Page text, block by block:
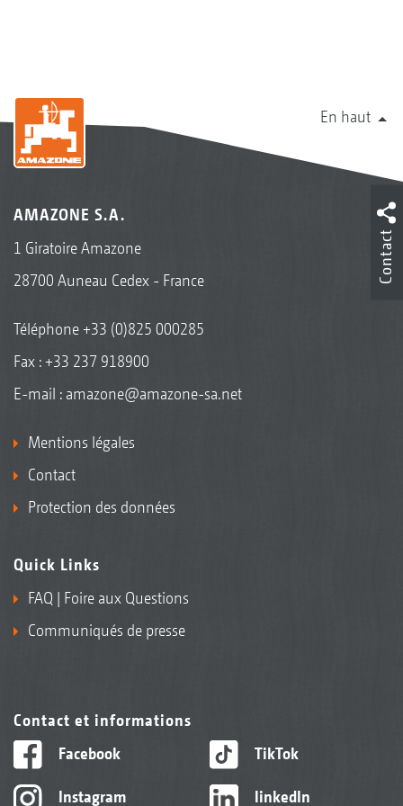
En haut
AMAZONE S.A.
1 Giratoire Amazone
28700 Auneau Cedex - France
Téléphone+33 (0)825 000285
Fax : +33 237 918900
E-mail : amazone@amazone-sa.net
Mentions légales
Contact
Protection des données
Quick Links
FAQ | Foire aux Questions
Communiqués de presse
Contact et informations
Facebook
Instagram
TikTok
linkedIn
Contact